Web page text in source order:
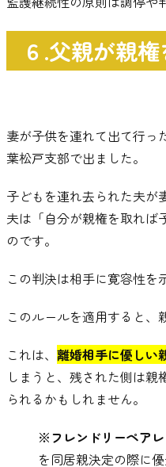
６.父親が親
妻が子供を連れて出て行っ
葉松戸支部で出ました。
子どもを連れ去られた夫が
夫は「自分が親権を取れば
のです。
この判決は相手に寛容性を
このルールを適用すると、
これは、 離婚相手に優しい
しまうと、 残された側は親
られるかもしれません。
※フレンドリーペア
を同居親決定の際に